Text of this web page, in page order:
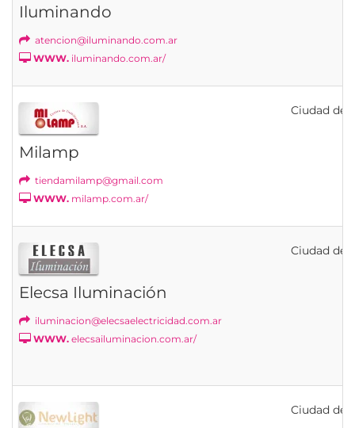
Iluminando
atencion@iluminando.com.ar
WWW. iluminando.com.ar/
Milamp
tiendamilamp@gmail.com
WWW. milamp.com.ar/
Ciudad de
Elecsa Iluminación
iluminacion@elecsaelectricidad.com.ar
WWW. elecsailuminacion.com.ar/
Ciudad de
Ciudad de